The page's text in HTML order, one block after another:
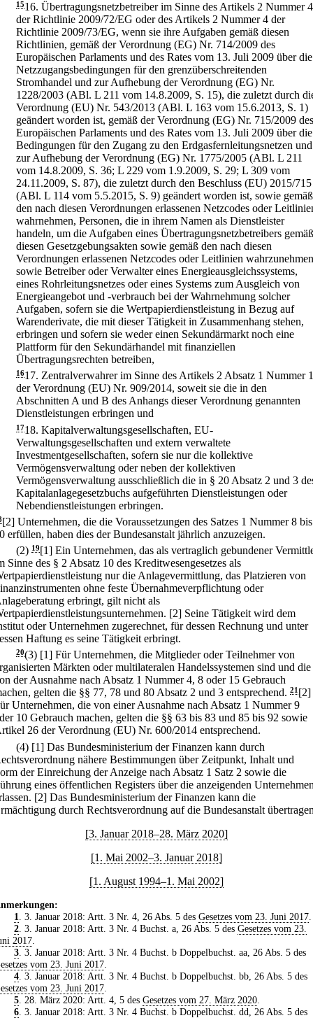
1516. Übertragungsnetzbetreiber im Sinne des Artikels 2 Nummer 4
der Richtlinie 2009/72/EG oder des Artikels 2 Nummer 4 der
Richtlinie 2009/73/EG, wenn sie ihre Aufgaben gemäß diesen
Richtlinien, gemäß der Verordnung (EG) Nr. 714/2009 des
Europäischen Parlaments und des Rates vom 13. Juli 2009 über die
Netzzugangsbedingungen für den grenzüberschreitenden
Stromhandel und zur Aufhebung der Verordnung (EG) Nr.
1228/2003 (ABl. L 211 vom 14.8.2009, S. 15), die zuletzt durch
Verordnung (EU) Nr. 543/2013 (ABl. L 163 vom 15.6.2013, S. 1)
geändert worden ist, gemäß der Verordnung (EG) Nr. 715/2009 des
Europäischen Parlaments und des Rates vom 13. Juli 2009 über die
Bedingungen für den Zugang zu den Erdgasfernleitungsnetzen und
zur Aufhebung der Verordnung (EG) Nr. 1775/2005 (ABl. L 211
vom 14.8.2009, S. 36; L 229 vom 1.9.2009, S. 29; L 309 vom
24.11.2009, S. 87), die zuletzt durch den Beschluss (EU) 2015/715
(ABl. L 114 vom 5.5.2015, S. 9) geändert worden ist, sowie gemäß
den nach diesen Verordnungen erlassenen Netzcodes oder
wahrnehmen, Personen, die in ihrem Namen als Dienstleister
handeln, um die Aufgaben eines Übertragungsnetzbetreibers gemäß
diesen Gesetzgebungsakten sowie gemäß den nach diesen
Verordnungen erlassenen Netzcodes oder Leitlinien
sowie Betreiber oder Verwalter eines Energieausgleichssystems,
eines Rohrleitungsnetzes oder eines Systems zum Ausgleich von
Energieangebot und -verbrauch bei der Wahrnehmung solcher
Aufgaben, sofern sie die Wertpapierdienstleistung in Bezug auf
Warenderivate, die mit dieser Tätigkeit in Zusammenhang stehen,
erbringen und sofern sie weder einen Sekundärmarkt noch eine
Plattform für den Sekundärhandel mit finanziellen
Übertragungsrechten betreiben,
1617. Zentralverwahrer im Sinne des Artikels 2 Absatz 1 Nummer 1
der Verordnung (EU) Nr. 909/2014, soweit sie die in den
Abschnitten A und B des Anhangs dieser Verordnung genannten
Dienstleistungen erbringen und
1718. Kapitalverwaltungsgesellschaften, EU-
Verwaltungsgesellschaften und extern verwaltete
Investmentgesellschaften, sofern sie nur die kollektive
Vermögensverwaltung oder neben der kollektiven
Vermögensverwaltung ausschließlich die in § 20 Absatz 2 und 3
Kapitalanlagegesetzbuchs aufgeführten Dienstleistungen oder
Nebendienstleistungen erbringen.
[2] Unternehmen, die die Voraussetzungen des Satzes 1 Nummer 8 bis
erfüllen, haben dies der Bundesanstalt jährlich anzuzeigen.
(2) 19[1] Ein Unternehmen, das als vertraglich gebundener
Sinne des § 2 Absatz 10 des Kreditwesengesetzes als
nur die Anlagevermittlung, das Platzieren von
ohne feste Übernahmeverpflichtung oder
erbringt, gilt nicht als
[2] Seine Tätigkeit wird dem
oder Unternehmen zugerechnet, für dessen Rechnung und unter
Haftung es seine Tätigkeit erbringt.
20(3) [1] Für Unternehmen, die Mitglieder oder Teilnehmer von
Märkten oder multilateralen Handelssystemen sind und die
der Ausnahme nach Absatz 1 Nummer 4, 8 oder 15 Gebrauch
gelten die §§ 77, 78 und 80 Absatz 2 und 3 entsprechend. 21[2]
Unternehmen, die von einer Ausnahme nach Absatz 1 Nummer 9
10 Gebrauch machen, gelten die §§ 63 bis 83 und 85 bis 92 sowie
26 der Verordnung (EU) Nr. 600/2014 entsprechend.
(4) [1] Das Bundesministerium der Finanzen kann durch
nähere Bestimmungen über Zeitpunkt, Inhalt und
der Einreichung der Anzeige nach Absatz 1 Satz 2 sowie die
eines öffentlichen Registers über die anzeigenden
[2] Das Bundesministerium der Finanzen kann die
durch Rechtsverordnung auf die Bundesanstalt
[3. Januar 2018–28. März 2020]
[1. Mai 2002–3. Januar 2018]
[1. August 1994–1. Mai 2002]
1
. 3. Januar 2018: Artt. 3 Nr. 4, 26 Abs. 5 des Gesetzes vom 23. Juni 2017.
2. 3. Januar 2018: Artt. 3 Nr. 4 Buchst. a, 26 Abs. 5 des Gesetzes vom 23.
2017
3. 3. Januar 2018: Artt. 3 Nr. 4 Buchst. b Doppelbuchst. aa, 26 Abs. 5 des
vom 23. Juni 2017
4. 3. Januar 2018: Artt. 3 Nr. 4 Buchst. b Doppelbuchst. bb, 26 Abs. 5 des
vom 23. Juni 2017
5. 28. März 2020: Artt. 4, 5 des Gesetzes vom 27. März 2020.
6. 3. Januar 2018: Artt. 3 Nr. 4 Buchst. b Doppelbuchst. dd, 26 Abs. 5 des